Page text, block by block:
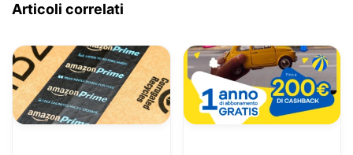
Articoli correlati